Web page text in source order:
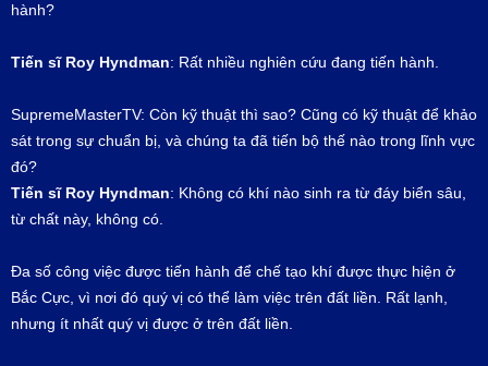
hành?
Tiến sĩ Roy Hyndman: Rất nhiều nghiên cứu đang tiến hành.
SupremeMasterTV: Còn kỹ thuật thì sao? Cũng có kỹ thuật để khảo
sát trong sự chuẩn bị, và chúng ta đã tiến bộ thế nào trong lĩnh vực
đó?
Tiến sĩ Roy Hyndman: Không có khí nào sinh ra từ đáy biển sâu,
từ chất này, không có.
Đa số công việc được tiến hành để chế tạo khí được thực hiện ở
Bắc Cực, vì nơi đó quý vị có thể làm việc trên đất liền. Rất lạnh,
nhưng ít nhất quý vị được ở trên đất liền.